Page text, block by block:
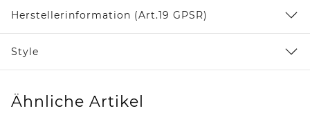
Herstellerinformation (Art.19 GPSR)
Style
Ähnliche Artikel